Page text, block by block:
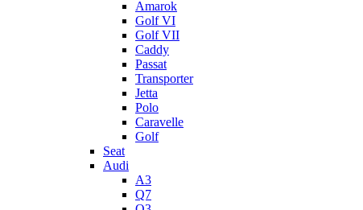
Amarok
Golf VI
Golf VII
Caddy
Passat
Transporter
Jetta
Polo
Caravelle
Golf
Seat
Audi
A3
Q7